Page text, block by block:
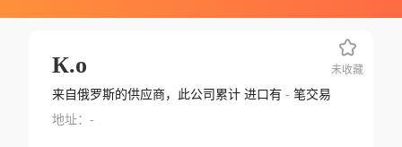
К.о
来自俄罗斯的供应商，此公司累计 进口有 -笔交易
地址：-
未收藏